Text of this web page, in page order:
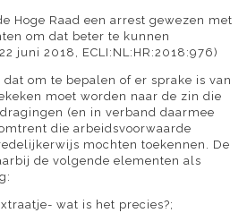
Hoge Raad een arrest gewezen met
om dat beter te kunnen
juni 2018, ECLI:NL:HR:2018:976)
dat om te bepalen of er sprake is van
moet worden naar de zin die
(en in verband daarmee
die arbeidsvoorwaarde
mochten toekennen. De
de volgende elementen als
wat is het precies?;